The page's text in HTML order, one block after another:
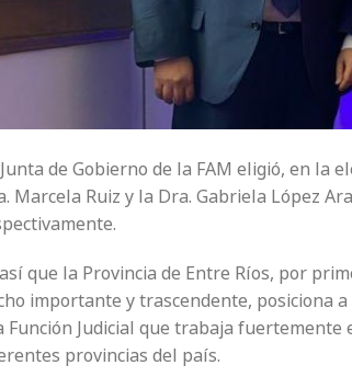
de Gobierno de la FAM eligió, en la
Marcela Ruiz y la Dra. Gabriela López
que la Provincia de Entre Ríos, por
importante y trascendente, posiciona
Función Judicial que trabaja
provincias del país.